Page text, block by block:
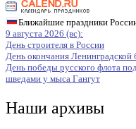
Ближайшие праздники
9 августа 2026 (вс):
День строителя в России
День окончания Ленинградской
День победы русского флота
шведами у мыса Гангут
Наши архивы